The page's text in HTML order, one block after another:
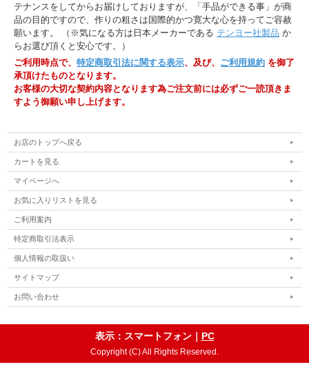
テナンスをしてからお届けしておりますが、「手品ができる事」が商
品の目的ですので、作りの粗さは国際的かつ寛大な心を持ってご容赦
願います。 （※気になる方は日本メーカーである テンヨー社製品 か
らお選び頂くと安心です。）
ご利用時点で、 特定商取引法に関する表示、及び、 ご利用規約 を御了
承頂けたものとなります。
お客様の大切な契約内容となります為ご注文前には必ずご一読頂きま
すよう御願い申し上げます。
お店のトップへ戻る
カートを見る
マイページへ
お気に入りリストを見る
ご利用案内
特定商取引法表示
個人情報の取扱い
サイトマップ
お問い合わせ
表示：スマートフォン｜ PC
Copyright (C) All Rights Reserved.